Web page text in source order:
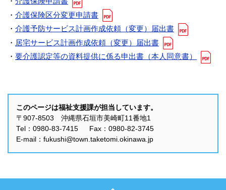
・ 介護保険区分変更申請書
・ 介護予防サービス計画作成依頼（変更）届出書
・ 居宅サービス計画作成依頼（変更）届出書
・ 要介護認定等の資料提供に係る申出書（本人同意書）
このページは福祉支援課が担当しています。
〒907-8503 沖縄県石垣市美崎町11番地1
Tel：0980-83-7415 Fax：0980-82-3745
E-mail：fukushi@town.taketomi.okinawa.jp